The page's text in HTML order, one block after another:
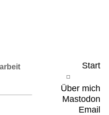
Start
Über mich
Mastodon
Email